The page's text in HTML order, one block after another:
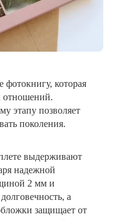
фотокнигу, которая
отношений.
этапу позволяет
поколения.
выдерживают
надежной
2 мм и
а
защищает от